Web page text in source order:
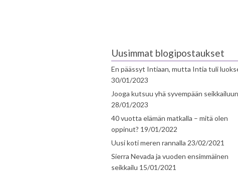
Uusimmat blogipostaukset
En päässyt Intiaan, mutta Intia tuli
30/01/2023
Jooga kutsuu yhä syvempään seikkailuun
28/01/2023
40 vuotta elämän matkalla – mitä olen
oppinut? 19/01/2022
Uusi koti meren rannalla 23/02/2021
Sierra Nevada ja vuoden ensimmäinen
seikkailu 15/01/2021